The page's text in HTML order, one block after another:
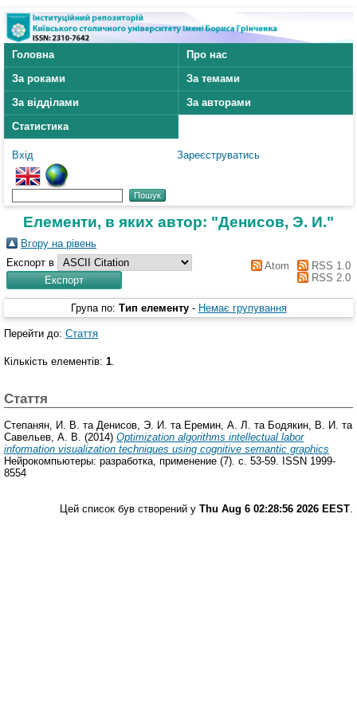
Головна
Про нас
За роками
За темами
За відділами
За авторами
Статистика
Вхід Зареєструватись
Елементи, в яких автор: "Денисов, Э. И."
Вгору на рівень
Експорт в
Atom
RSS 1.0
RSS 2.0
Група по: Тип елементу - Немає групування
Перейти до: Стаття
Кількість елементів: 1.
Стаття
Степанян, И. В. та Денисов, Э. И. та Еремин, А. Л. та Бодякин, В. И. та
Савельев, А. В. (2014) Optimization algorithms intellectual labor
information visualization techniques using cognitive semantic graphics
Нейрокомпьютеры: разработка, применение (7). с. 53-59. ISSN 1999-
8554
Цей список був створений у Thu Aug 6 02:28:56 2026 EEST